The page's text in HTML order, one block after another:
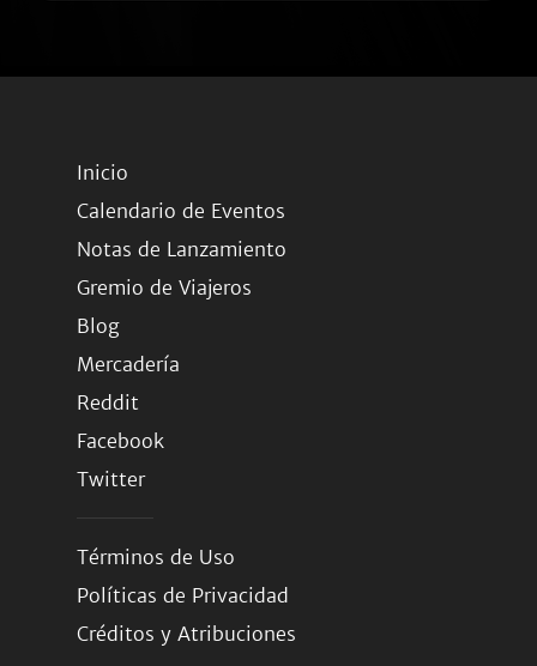
Inicio
Calendario de Eventos
Notas de Lanzamiento
Gremio de Viajeros
Blog
Mercadería
Reddit
Facebook
Twitter
Términos de Uso
Políticas de Privacidad
Créditos y Atribuciones